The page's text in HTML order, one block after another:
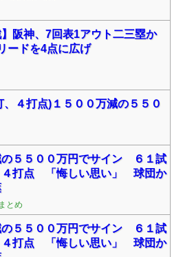
阪神、7回表1アウト二三塁か
ードを4点に広げ
４打点)１５００万減の５５０
の５５００万円でサイン ６１試
４打点 「悔しい思い」 球団か
とめ
の５５００万円でサイン ６１試
４打点 「悔しい思い」 球団か